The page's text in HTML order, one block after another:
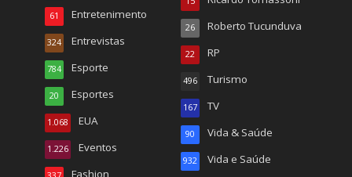
Entretenimento
61
Entrevistas
324
Esporte
784
Esportes
20
EUA
1.068
Eventos
1.226
Fashion
Roberto Tucunduva
26
RP
22
Turismo
496
TV
167
Vida & Saúde
90
Vida e Saúde
932